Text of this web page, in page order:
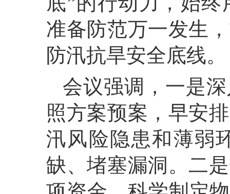
准备防范万一发生
防汛抗旱安全底线。
会议强调， 一是
照方案预案，早安
汛风险隐患和薄弱
缺、堵塞漏洞。 二